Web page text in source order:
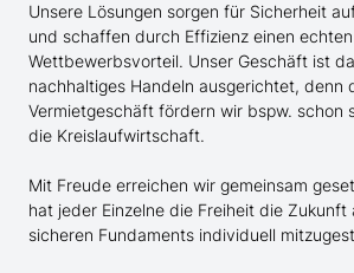
Unsere Lösungen sorgen für Sicherheit
und schaffen durch Effizienz einen echten
Wettbewerbsvorteil. Unser Geschäft ist
nachhaltiges Handeln ausgerichtet, denn
Vermietgeschäft fördern wir bspw. schon
die Kreislaufwirtschaft.
Mit Freude erreichen wir gemeinsam
hat jeder Einzelne die Freiheit die Zukunft
sicheren Fundaments individuell